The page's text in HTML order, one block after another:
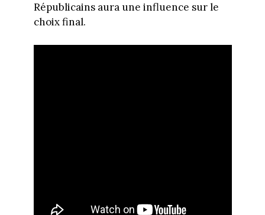
Républicains aura une influence sur le
choix final.